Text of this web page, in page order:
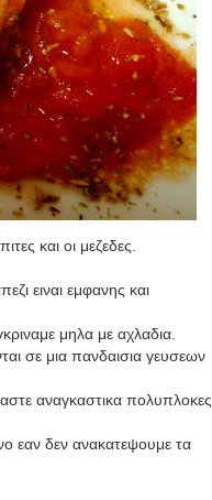
και οι μεζεδες.
ειναι εμφανης και
μηλα με αχλαδια.
σε μια πανδαισια γευσεων
αναγκαστικα πολυπλοκες
εαν δεν ανακατεψουμε τα